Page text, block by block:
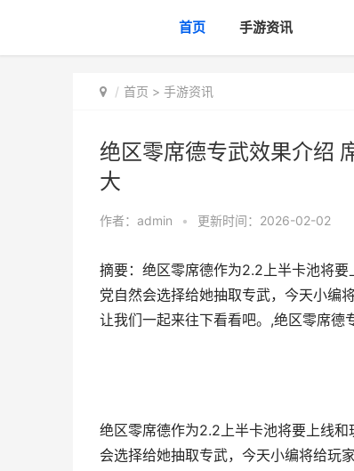
首页 手游资讯
首页 > 手游资讯
绝区零席德专武效果介绍
大
作者： admin • 更新时间：2026-02-02
摘要：绝区零席德作为2.2上半卡池将
党自然会选择给她抽取专武，今天小编
让我们一起来往下看看吧。,绝区零席
绝区零席德作为2.2上半卡池将要上线
会选择给她抽取专武，今天小编将给玩